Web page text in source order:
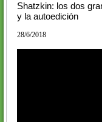
Shatzkin: los dos
y la autoedición
28/6/2018